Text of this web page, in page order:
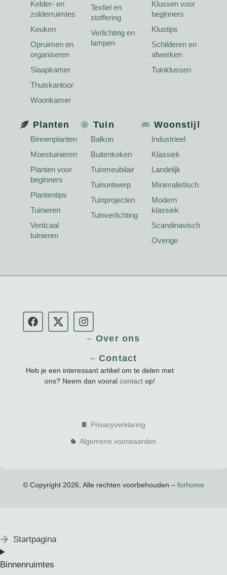
Over ons
Contact
Heb je een interessant artikel om te delen met
ons? Neem dan vooralcontact op!
Privacyverklaring
Algemene voorwaarden
Kelder- en
zolderruimtes
Keuken
Opruimen en
organiseren
Slaapkamer
Thuiskantoor
Woonkamer
Textiel en
stoffering
Verlichting en
lampen
Klussen voor
beginners
Klustips
Schilderen en
afwerken
Tuinklussen
Planten
Binnenplanten
Moestuinieren
Planten voor
beginners
Plantentips
Tuinieren
Verticaal
tuinieren
Tuin
Balkon
Buitenkoken
Tuinmeubilair
Tuinontwerp
Tuinprojecten
Tuinverlichting
Woonstijl
Industrieel
Klassiek
Landelijk
Minimalistisch
Modern
klassiek
Scandinavisch
Overige
© Copyright 2026, Alle rechten voorbehouden – forhome
Startpagina
Binnenruimtes